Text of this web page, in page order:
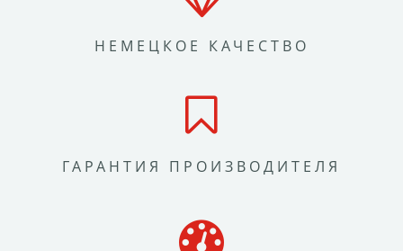
НЕМЕЦКОЕ КАЧЕСТВО
ГАРАНТИЯ ПРОИЗВОДИТЕЛЯ